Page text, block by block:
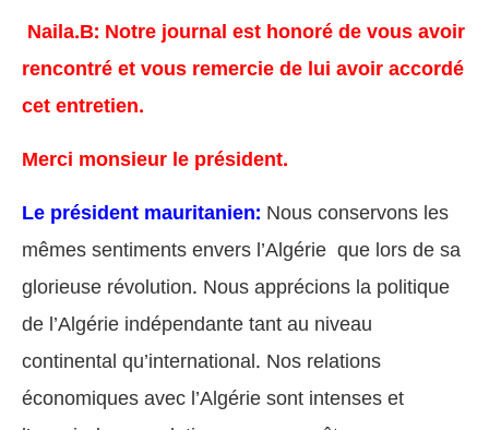
Naila.B: Notre journal est honoré de vous avoir
rencontré et vous remercie de lui avoir accordé
cet entretien.
Merci monsieur le président.
Le président mauritanien:Nous conservons les
mêmes sentiments envers l’Algérie que lors de sa
glorieuse révolution. Nous apprécions la politique
de l’Algérie indépendante tant au niveau
continental qu’international. Nos relations
économiques avec l’Algérie sont intenses et